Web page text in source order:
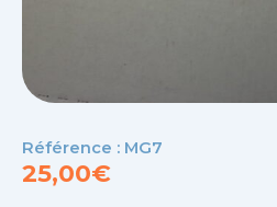
Référence : MG7
25,00€